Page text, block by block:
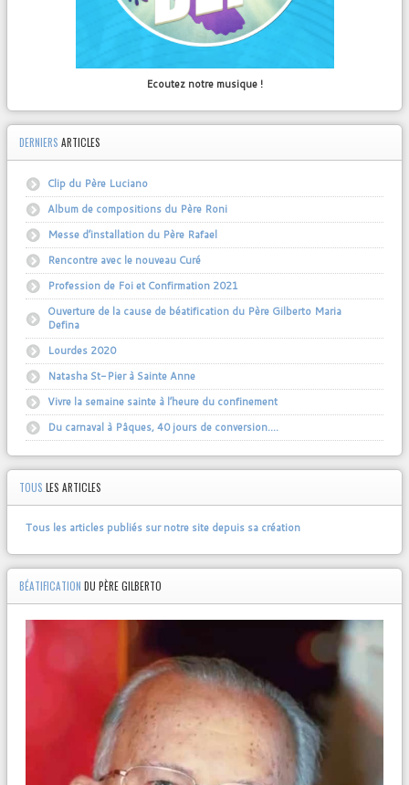
Ecoutez notre musique !
DERNIERS ARTICLES
Clip du Père Luciano
Album de compositions du Père Roni
Messe d’installation du Père Rafael
Rencontre avec le nouveau Curé
Profession de Foi et Confirmation 2021
Ouverture de la cause de béatification du Père Gilberto Maria
Defina
Lourdes 2020
Natasha St-Pier à Sainte Anne
Vivre la semaine sainte à l’heure du confinement
Du carnaval à Pâques, 40 jours de conversion….
TOUS LES ARTICLES
Tous les articles publiés sur notre site depuis sa création
BÉATIFICATION DU PÈRE GILBERTO